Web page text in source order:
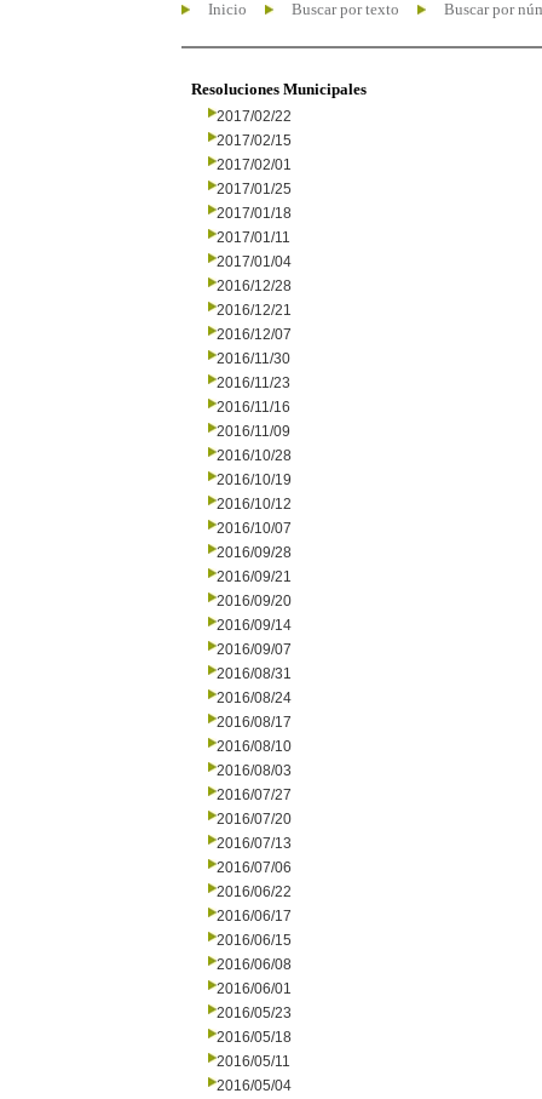
Inicio Buscar por texto Buscar por
Resoluciones Municipales
2017/02/22
2017/02/15
2017/02/01
2017/01/25
2017/01/18
2017/01/11
2017/01/04
2016/12/28
2016/12/21
2016/12/07
2016/11/30
2016/11/23
2016/11/16
2016/11/09
2016/10/28
2016/10/19
2016/10/12
2016/10/07
2016/09/28
2016/09/21
2016/09/20
2016/09/14
2016/09/07
2016/08/31
2016/08/24
2016/08/17
2016/08/10
2016/08/03
2016/07/27
2016/07/20
2016/07/13
2016/07/06
2016/06/22
2016/06/17
2016/06/15
2016/06/08
2016/06/01
2016/05/23
2016/05/18
2016/05/11
2016/05/04